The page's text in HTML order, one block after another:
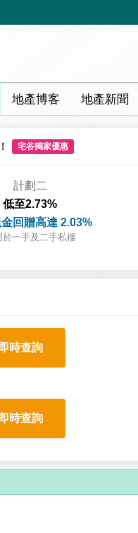
地產博客 地產新聞
宅谷獨家優惠
計劃二
低至2.73%
回贈高達 2.03%
於一手及二手私樓
時查詢
時查詢